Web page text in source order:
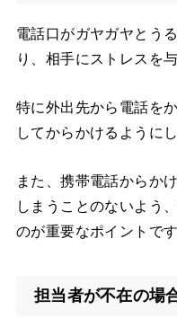
電話口がガヤガヤとう
り、相手にストレスを
特に外出先から電話を
してからかけるように
また、携帯電話からか
しまうことのないよう
のが重要なポイントです
担当者が不在の場